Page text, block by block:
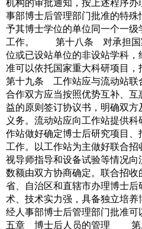
机构的审批通知，按上述程
事部博士后管理部门批准的特
予其博士学位的单位同一个一
工作。 第十八条 对承担国
位或已设站单位的非设站学科
准可以依托国家重大科研项
第十九条 工作站应与流动站联
合作双方应当按照优势互补、
益的原则签订协议书，明确双
义务。流动站应向工作站提供
作站做好确定博士后研究项目
工作。以工作站为主做好联合
视导师指导和设备试验等情况向
数额由双方协商确定。联合招
省、自治区和直辖市办理博士
术、技术实力强，具备独立培养
经人事部博士后管理部门批准
五章 博士后人员的管理 第